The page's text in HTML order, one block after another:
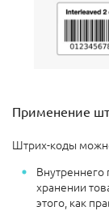
Применение
Штрих-коды
хранении
этого, как